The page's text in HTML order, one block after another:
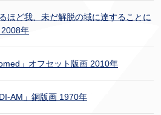
ほど我、未だ解脱の域に達することに
年
」オフセット版画 2010年
AM」銅版画 1970年